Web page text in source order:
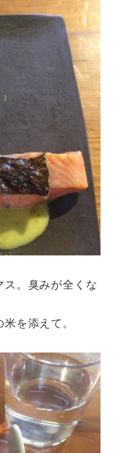
。臭みが全くな
を添えて。